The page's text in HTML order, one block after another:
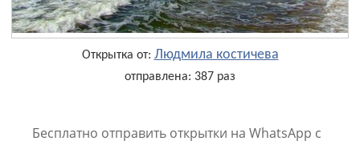
Открытка от: Людмила костичева
отправлена: 387 раз
Бесплатно отправить открытки на WhatsApp с